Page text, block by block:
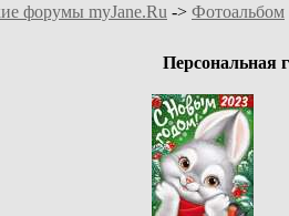
форумы myJane.Ru -> Фотоальбом
Персональная